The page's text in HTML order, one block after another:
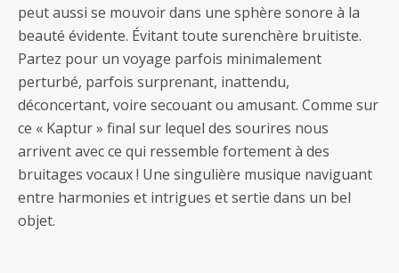
peut aussi se mouvoir dans une sphère sonore à la
beauté évidente. Évitant toute surenchère bruitiste.
Partez pour un voyage parfois minimalement
perturbé, parfois surprenant, inattendu,
déconcertant, voire secouant ou amusant. Comme sur
ce « Kaptur » final sur lequel des sourires nous
arrivent avec ce qui ressemble fortement à des
bruitages vocaux ! Une singulière musique naviguant
entre harmonies et intrigues et sertie dans un bel
objet.